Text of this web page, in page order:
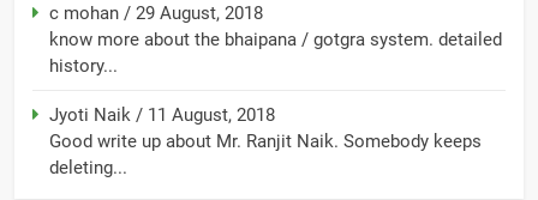
c mohan / 29 August, 2018
know more about the bhaipana / gotgra system. detailed
history...
Jyoti Naik / 11 August, 2018
Good write up about Mr. Ranjit Naik. Somebody keeps
deleting...